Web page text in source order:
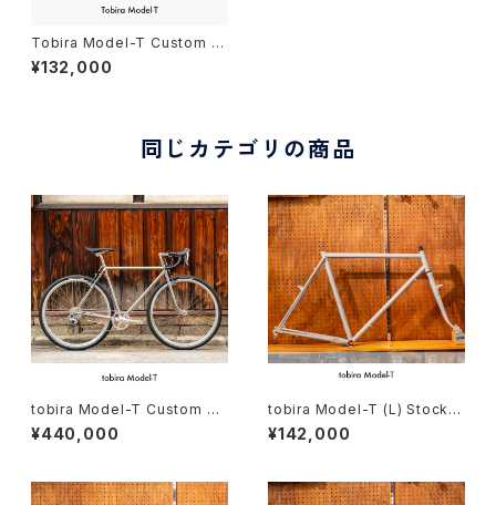
Tobira Model-T Custom c
omplete bike
¥132,000
同じカテゴリの商品
tobira Model-T Custom co
mplete bike（166-175cm）
¥440,000
tobira Model-T (L) Stock f
rame order (deposit)
¥142,000